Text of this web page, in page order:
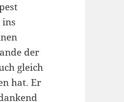
der
gleich
hat. Er